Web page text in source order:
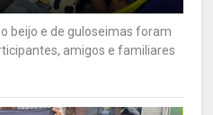
beijo e de guloseimas foram
amigos e familiares